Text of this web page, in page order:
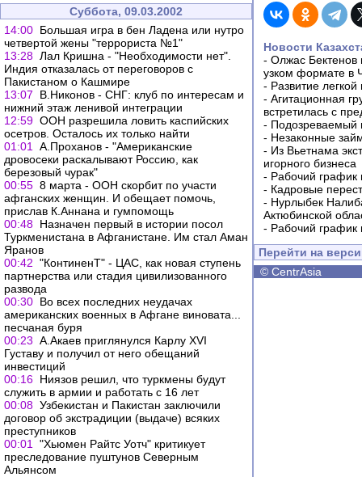
Суббота, 09.03.2002
14:00 Большая игра в бен Ладена или нутро
четвертой жены "террориста №1"
13:28 Лал Кришна - "Необходимости нет".
Индия отказалась от переговоров с
Пакистаном о Кашмире
13:07
В.Никонов - СНГ: клуб по интересам и
нижний этаж ленивой интеграции
12:59 ООН разрешила ловить каспийских
осетров. Осталось их только найти
01:01
А.Проханов - "Американские
дровосеки раскалывают Россию, как
березовый чурак"
00:55 8 марта - ООН скорбит по участи
афганских женщин. И обещает помочь,
прислав К.Аннана и гумпомощь
00:48 Назначен первый в истории посол
Туркменистана в Афганистане. Им стал Аман
Яранов
00:42 "КонтиненТ" - ЦАС, как новая ступень
партнерства или стадия цивилизованного
развода
00:30 Во всех последних неудачах
американских военных в Афгане виновата...
песчаная буря
00:23 А.Акаев приглянулся Карлу XVI
Густаву и получил от него обещаний
инвестиций
00:16 Ниязов решил, что туркмены будут
служить в армии и работать с 16 лет
00:08 Узбекистан и Пакистан заключили
договор об экстрадиции (выдаче) всяких
преступников
00:01
"Хьюмен Райтс Уотч" критикует
преследование пуштунов Северным
Альянсом
Новости
- Олжас Бектенов
узком формате в
- Развитие
- Агитационная
встретилась с
- Подозреваемый
- Незаконные
- Из Вьетнама
игорного бизнеса
- Рабочий график
- Кадровые
- Нурлыбек
Актюбинской
- Рабочий график
Перейти на
© CentrAsia